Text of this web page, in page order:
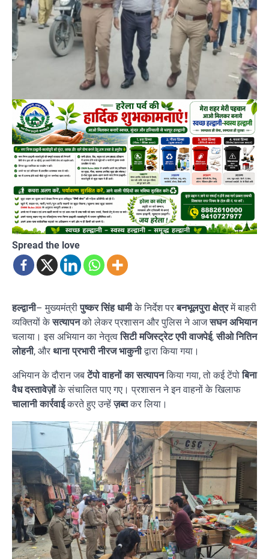
Spread the love
हल्द्वानी– मुख्यमंत्रीपुष्कर सिंह धामीके निर्देश परबनभूलपुरा क्षेत्रमें बाहरी
व्यक्तियों केसत्यापनको लेकर प्रशासन और पुलिस ने आजसघन अभियान
चलाया। इस अभियान का नेतृत्वसिटी मजिस्ट्रेट एपी वाजपेई,सीओ नितिन
लोहनी, और थाना प्रभारी नीरज भाकुनीद्वारा किया गया।
अभियान के दौरान जबटेंपो वाहनों का सत्यापनकिया गया, तो कई टेंपोबिना
वैध दस्तावेज़ोंके संचालित पाए गए। प्रशासन ने इन वाहनों के खिलाफ
चालानी कार्रवाईकरते हुए उन्हेंज़ब्तकर लिया।